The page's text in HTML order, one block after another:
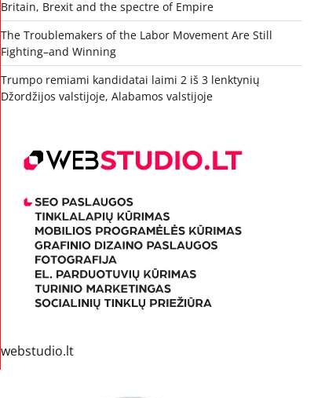
Britain, Brexit and the spectre of Empire
The Troublemakers of the Labor Movement Are Still
Fighting–and Winning
Trumpo remiami kandidatai laimi 2 iš 3 lenktynių
Džordžijos valstijoje, Alabamos valstijoje
webstudio.lt